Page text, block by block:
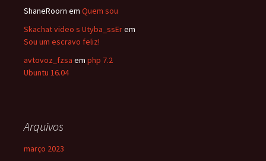
ShaneRoorn em Quem sou
Skachat video s Utyba_ssErem
Sou um escravo feliz!
avtovoz_fzsa em php 7.2
Ubuntu 16.04
Arquivos
março 2023